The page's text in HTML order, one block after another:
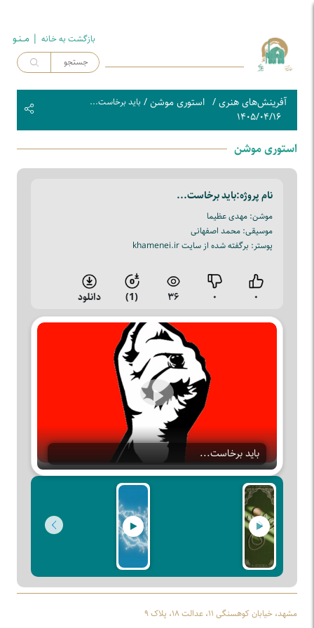
بازگشت به خـانه | مــنـو
آفرینش‌های هنری/ استوری موشن/ باید برخاست...
۱۴۰۵/۰۴/۱۶
استوری موشن
نام پروژه:باید برخاست...
موشن: مهدی عظیما
موسیقی: محمد اصفهانی
پوستر: برگفته شده از سایت khamenei.ir
۰ ۰ ۳۶ (1) دانلود
Play
باید برخاست...
مشهد، خیابان کوهسنگی ۱۱، عدالت ۱۸، پلاک ۹